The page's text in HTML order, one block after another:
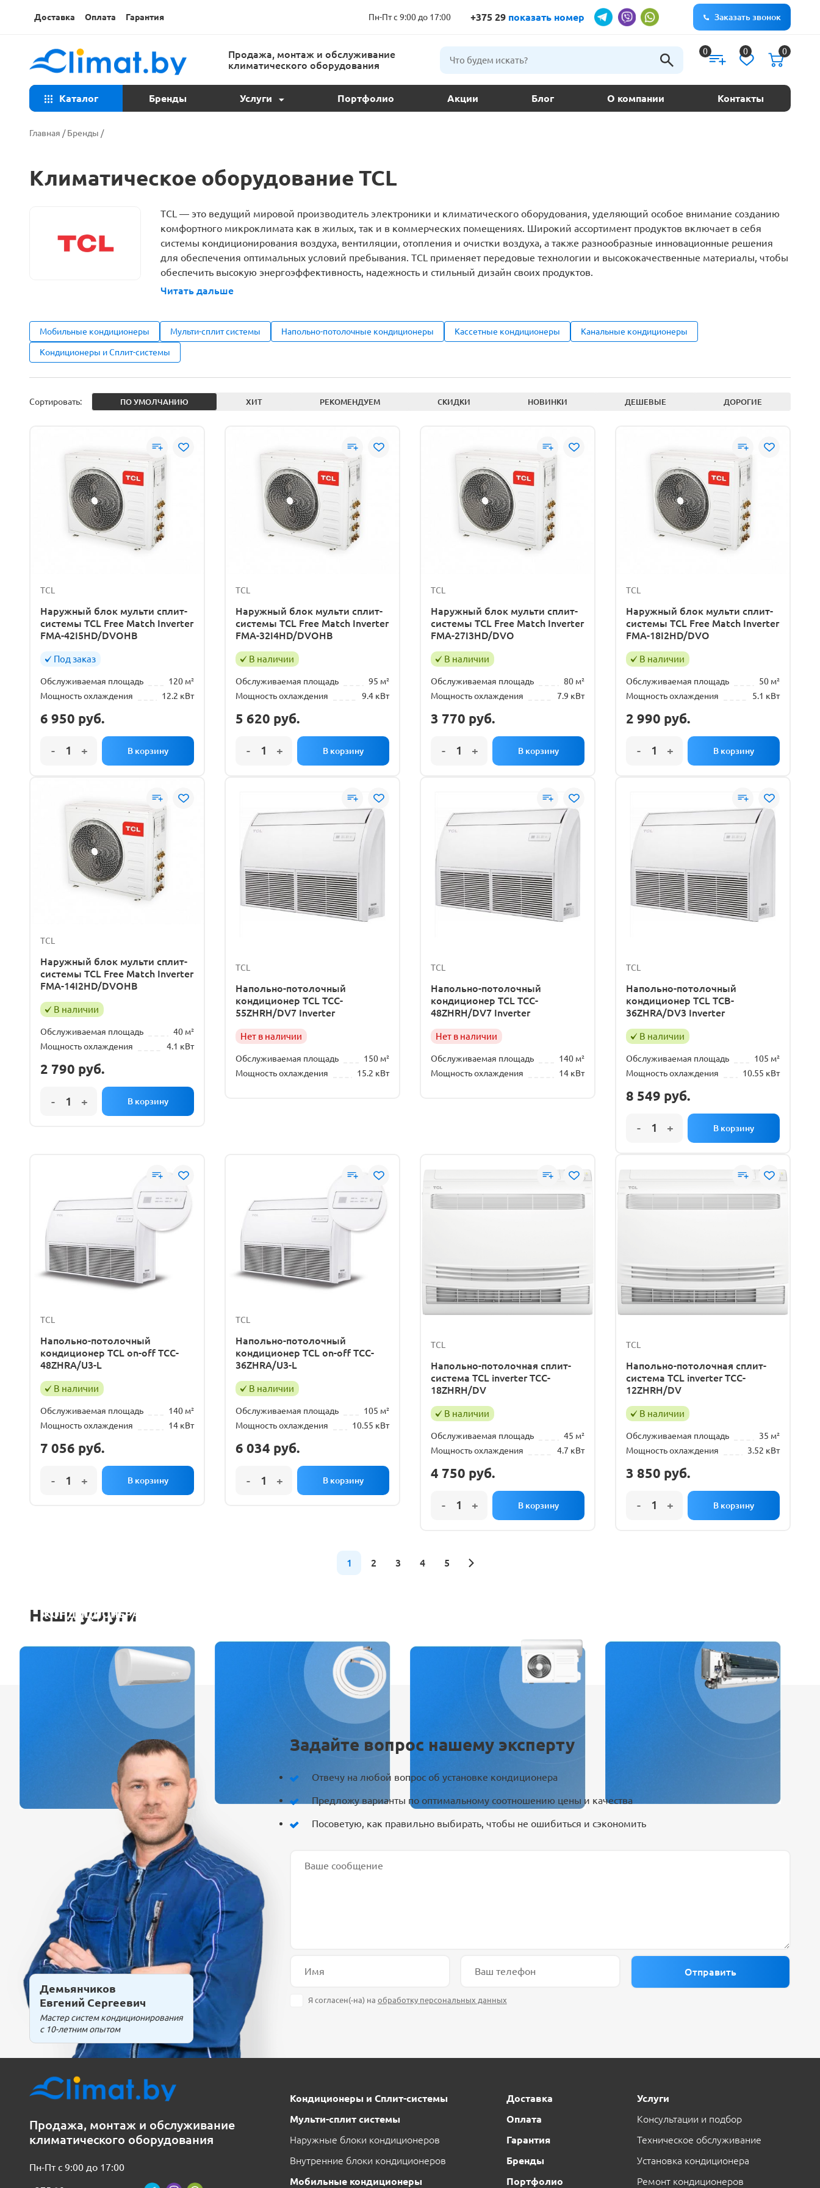
Доставка Оплата Гарантия Пн-Пт с 9:00 до 17:00 +375 29 показать номер Заказать звонок
Продажа, монтаж и обслуживание
климатического оборудования
0 0 0
Каталог Бренды Услуги
Установка кондиционера
Ремонт кондиционеров
Закладка трасс
Разрешение на установку кондиционера
Портфолио Акции Блог О компании Контакты
Главная /Бренды /
Климатическое оборудование TCL
TCL — это ведущий мировой производитель электроники и климатического оборудования, уделяющий особое внимание созданию
комфортного микроклимата как в жилых, так и в коммерческих помещениях. Широкий ассортимент продуктов включает в себя
системы кондиционирования воздуха, вентиляции, отопления и очистки воздуха, а также разнообразные инновационные решения
для обеспечения оптимальных условий пребывания. TCL применяет передовые технологии и высококачественные материалы, чтобы
обеспечить высокую энергоэффективность, надежность и стильный дизайн своих продуктов.
Читать дальше
Мобильные кондиционеры Мульти-сплит системы Напольно-потолочные кондиционеры Кассетные кондиционеры Канальные кондиционеры
Кондиционеры и Сплит-системы
Сортировать: ПО УМОЛЧАНИЮ ХИТ РЕКОМЕНДУЕМ СКИДКИ НОВИНКИ ДЕШЕВЫЕ ДОРОГИЕ
TCL
Наружный блок мульти сплит-
системы TCL Free Match Inverter
FMA-42I5HD/DVOHB
Под заказ
Обслуживаемая площадь
120 м²
Мощность охлаждения
12.2 кВт
6 950 руб.
TCL
Наружный блок мульти сплит-
системы TCL Free Match Inverter
FMA-32I4HD/DVOHB
В наличии
Обслуживаемая площадь
95 м²
Мощность охлаждения
9.4 кВт
5 620 руб.
TCL
Наружный блок мульти сплит-
системы TCL Free Match Inverter
FMA-27I3HD/DVO
В наличии
Обслуживаемая площадь
80 м²
Мощность охлаждения
7.9 кВт
3 770 руб.
TCL
Наружный блок мульти сплит-
системы TCL Free Match Inverter
FMA-18I2HD/DVO
В наличии
Обслуживаемая площадь
50 м²
Мощность охлаждения
5.1 кВт
2 990 руб.
TCL
Наружный блок мульти сплит-
системы TCL Free Match Inverter
FMA-14I2HD/DVOHB
В наличии
Обслуживаемая площадь
40 м²
Мощность охлаждения
4.1 кВт
2 790 руб.
TCL
Напольно-потолочный
кондиционер TCL TCC-
55ZHRH/DV7 Inverter
Нет в наличии
Обслуживаемая площадь
150 м²
Мощность охлаждения
15.2 кВт
TCL
Напольно-потолочный
кондиционер TCL TCC-
48ZHRH/DV7 Inverter
Нет в наличии
Обслуживаемая площадь
140 м²
Мощность охлаждения
14 кВт
TCL
Напольно-потолочный
кондиционер TCL TCB-
36ZHRA/DV3 Inverter
В наличии
Обслуживаемая площадь
105 м²
Мощность охлаждения
10.55 кВт
8 549 руб.
TCL
Напольно-потолочный
кондиционер TCL on-off TCC-
48ZHRA/U3-L
В наличии
Обслуживаемая площадь
140 м²
Мощность охлаждения
14 кВт
7 056 руб.
TCL
Напольно-потолочный
кондиционер TCL on-off TCC-
36ZHRA/U3-L
В наличии
Обслуживаемая площадь
105 м²
Мощность охлаждения
10.55 кВт
6 034 руб.
TCL
Напольно-потолочная сплит-
система TCL inverter TCC-
18ZHRH/DV
В наличии
Обслуживаемая площадь
45 м²
Мощность охлаждения
4.7 кВт
4 750 руб.
TCL
Напольно-потолочная сплит-
система TCL inverter TCC-
12ZHRH/DV
В наличии
Обслуживаемая площадь
35 м²
Мощность охлаждения
3.52 кВт
3 850 руб.
1 2 3 4 5
Наши услуги
КОНДИЦИОНЕРА
Задайте вопрос нашему эксперту
Отвечу на любой вопрос об установке кондиционера
Предложу варианты по оптимальному соотношению цены и качества
Посоветую, как правильно выбирать, чтобы не ошибиться и сэкономить
Я согласен(-на) на обработку персональных данных
Демьянчиков
Евгений Сергеевич
Мастер систем кондиционирования
с 10-летним опытом
Продажа, монтаж и обслуживание
климатического оборудования
Пн-Пт с 9:00 до 17:00
Кондиционеры и Сплит-системы
Мульти-сплит системы
Наружные блоки кондиционеров
Внутренние блоки кондиционеров
Мобильные кондиционеры
Доставка
Оплата
Гарантия
Бренды
Портфолио
Услуги
Консультации и подбор
Техническое обслуживание
Установка кондиционера
Ремонт кондиционеров